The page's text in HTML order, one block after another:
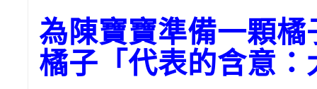
為陳寶寶準備一顆橘
橘子「代表的含意：